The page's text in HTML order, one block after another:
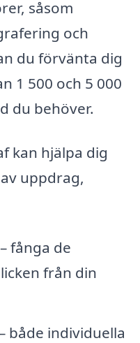
såsom
och
du förvänta dig
1 500 och 5 000
du behöver.
kan hjälpa dig
uppdrag,
fånga de
från din
individuella